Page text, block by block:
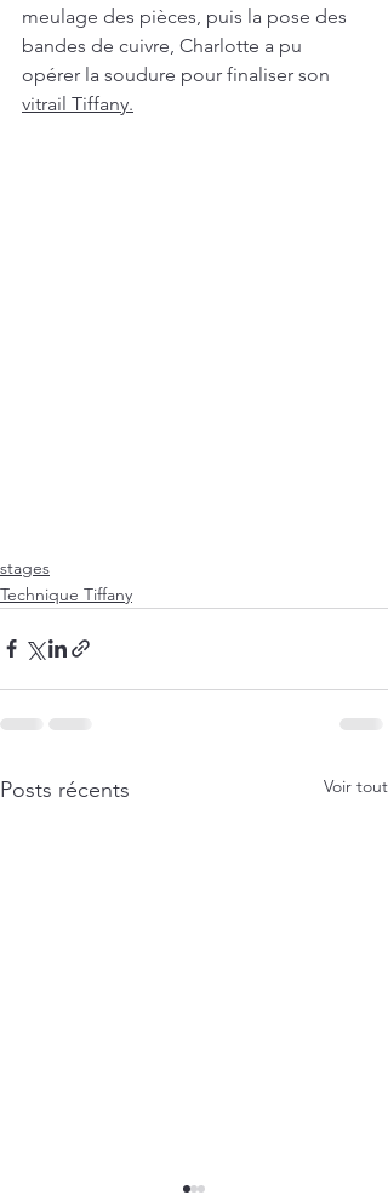
meulage des pièces, puis la pose des
bandes de cuivre, Charlotte a pu
opérer la soudure pour finaliser son
vitrail Tiffany.
stages
Technique Tiffany
Posts récents Voir tout